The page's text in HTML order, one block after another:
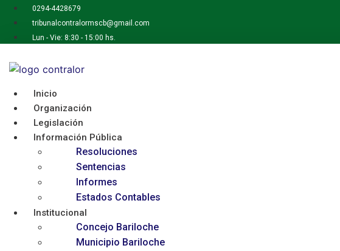
contenido
0294-4428679
tribunalcontralormscb@gmail.com
Lun - Vie: 8:30 - 15:00 hs.
Inicio
Organización
Legislación
Información Pública
Resoluciones
Sentencias
Informes
Estados Contables
Institucional
Concejo Bariloche
Municipio Bariloche